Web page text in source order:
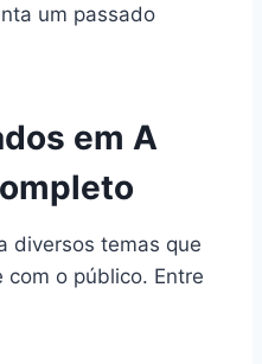
um passado
em A
diversos temas que
o público. Entre